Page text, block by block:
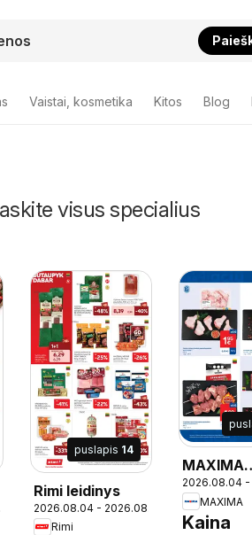
Vaistai, kosmetika Kitos Blog
visus specialius
puslapis 14
Rimi leidinys
2026.08.04 - 2026.08.10
Rimi
MAXIMA
leidinys
2026.08.04 -
MAXIMA
Kaina